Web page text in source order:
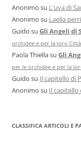
Anonimo su L'uva di
Anonimo su Laelia
Guido su Gli Angeli di
orchidee e per la loro Città
Paola Thiellasu Gli
per le orchidee e per la
Guido su Il capitello di
Anonimo su Il capitello
CLASSIFICA ARTICOLI E